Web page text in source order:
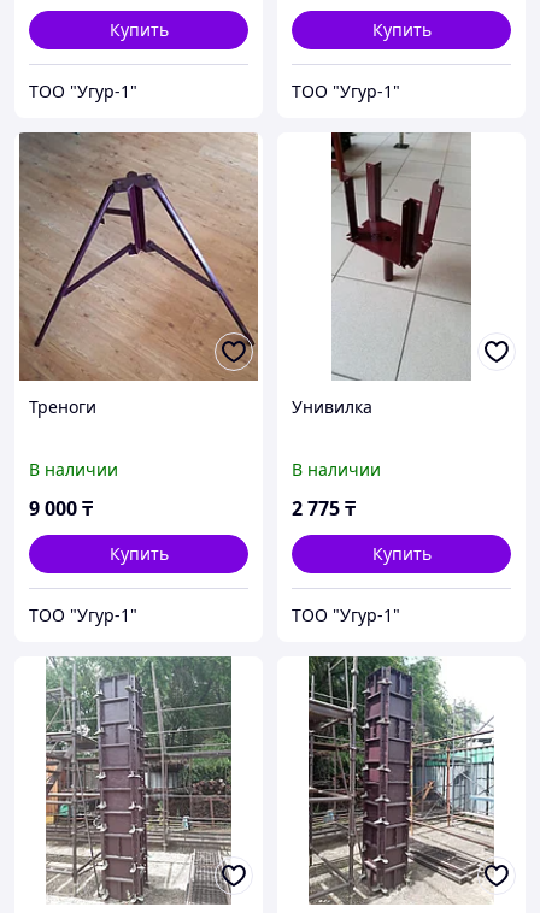
Купить
ТОО "Угур-1"
Купить
ТОО "Угур-1"
Треноги
В наличии
9 000₸
Купить
ТОО "Угур-1"
Унивилка
В наличии
2 775₸
Купить
ТОО "Угур-1"